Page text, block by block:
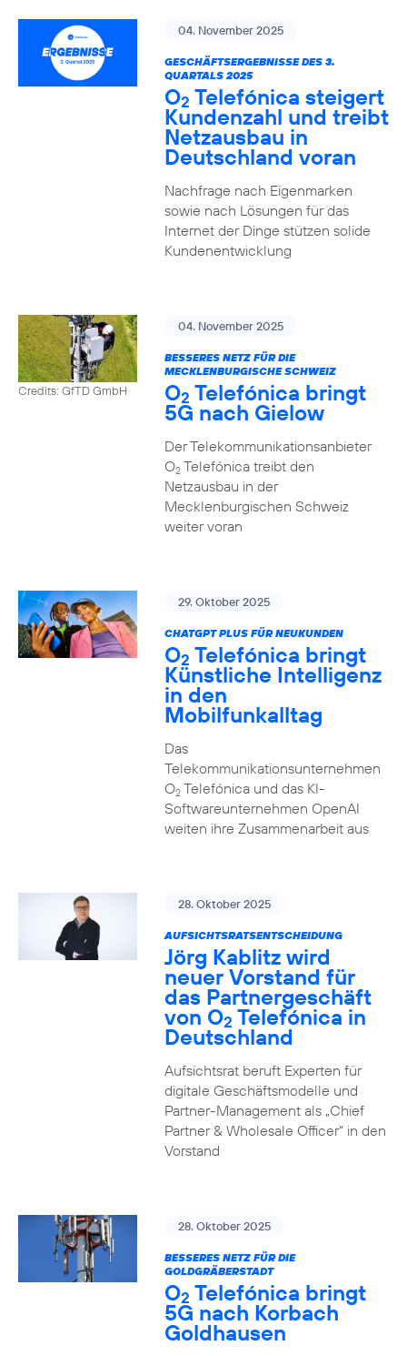
04. November 2025
GESCHÄFTSERGEBNISSE DES 3.
QUARTALS 2025
O2 Telefónica steigert
Kundenzahl und treibt
Netzausbau in
Deutschland voran
Nachfrage nach Eigenmarken
sowie nach Lösungen für das
Internet der Dinge stützen solide
Kundenentwicklung
Credits: GfTD GmbH
04. November 2025
BESSERES NETZ FÜR DIE
MECKLENBURGISCHE SCHWEIZ
O2 Telefónica bringt
5G nach Gielow
Der Telekommunikationsanbieter
O2Telefónica treibt den
Netzausbau in der
Mecklenburgischen Schweiz
weiter voran
29. Oktober 2025
CHATGPT PLUS FÜR NEUKUNDEN
O2 Telefónica bringt
Künstliche Intelligenz
in den
Mobilfunkalltag
Das
Telekommunikationsunternehmen
O2Telefónica und das KI-
Softwareunternehmen OpenAI
weiten ihre Zusammenarbeit aus
28. Oktober 2025
AUFSICHTSRATSENTSCHEIDUNG
Jörg Kablitz wird
neuer Vorstand für
das Partnergeschäft
von O2 Telefónica in
Deutschland
Aufsichtsrat beruft Experten für
digitale Geschäftsmodelle und
Partner-Management als „Chief
Partner & Wholesale Officer“ in den
Vorstand
28. Oktober 2025
BESSERES NETZ FÜR DIE
GOLDGRÄBERSTADT
O2 Telefónica bringt
5G nach Korbach
Goldhausen